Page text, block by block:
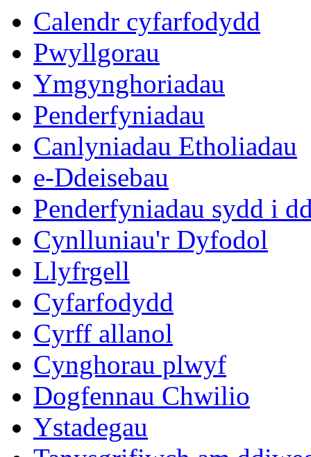
Calendr cyfarfodydd
Pwyllgorau
Ymgynghoriadau
Penderfyniadau
Canlyniadau Etholiadau
e-Ddeisebau
Penderfyniadau sydd i
Cynlluniau'r Dyfodol
Llyfrgell
Cyfarfodydd
Cyrff allanol
Cynghorau plwyf
Dogfennau Chwilio
Ystadegau
eitem
4.
eitem
4.
eitem
4.
eitem
10.
eitem
11.
eitem
12.